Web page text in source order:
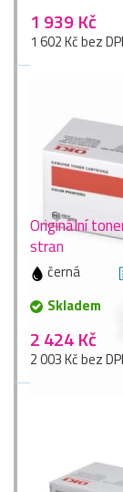
1 939 Kč
1 602 Kč bez
Originální
stran
černá
Skladem
2 424 Kč
2 003 Kč bez